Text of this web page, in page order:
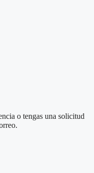
o tengas una solicitud